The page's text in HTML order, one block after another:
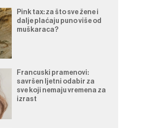
Pink tax: za što sve žene i
dalje plaćaju puno više od
muškaraca?
Francuski pramenovi:
savršen ljetni odabir za
sve koji nemaju vremena za
izrast